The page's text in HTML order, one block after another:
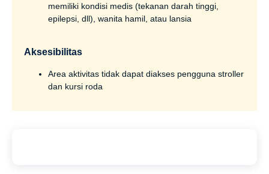
memiliki kondisi medis (tekanan darah tinggi,
epilepsi, dll), wanita hamil, atau lansia
Aksesibilitas
Area aktivitas tidak dapat diakses pengguna stroller
dan kursi roda